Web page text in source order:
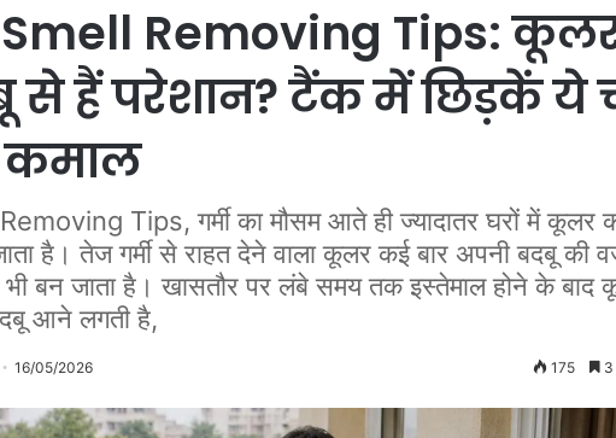
Removing Tips:
से हैं परेशान? टैंक में छिड़कें ये
Tips, गर्मी का मौसम आते ही ज्यादातर घरों में कूलर
है। तेज गर्मी से राहत देने वाला कूलर कई बार अपनी बदबू की
भी बन जाता है। खासतौर पर लंबे समय तक इस्तेमाल होने के बाद
आने लगती है,
16/05/2026 175